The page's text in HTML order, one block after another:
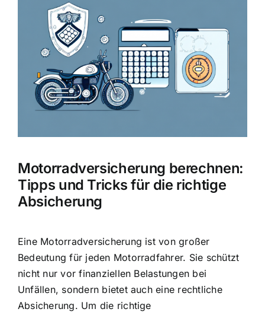
grösseres
Motorradversicherung berechnen:
Tipps und Tricks für die richtige
Absicherung
Eine Motorradversicherung ist von großer
Bedeutung für jeden Motorradfahrer. Sie schützt
nicht nur vor finanziellen Belastungen bei
Unfällen, sondern bietet auch eine rechtliche
Absicherung. Um die richtige